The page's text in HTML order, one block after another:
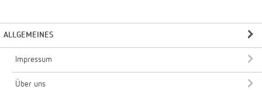
ALLGEMEINES
Impressum
Über uns